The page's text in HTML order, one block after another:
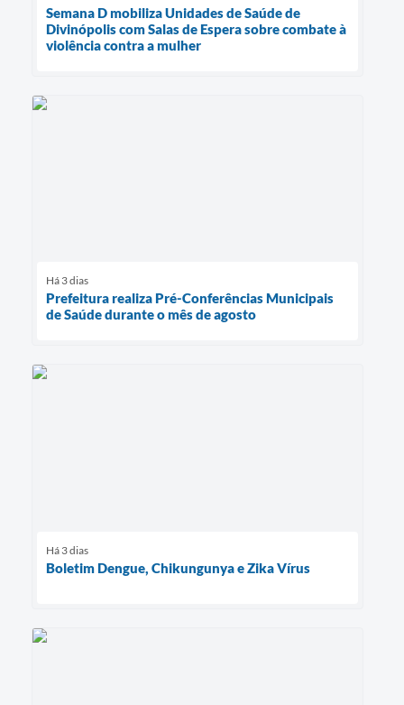
Semana D mobiliza Unidades de Saúde de
Divinópolis com Salas de Espera sobre combate à
violência contra a mulher
Há 3 dias
Prefeitura realiza Pré-Conferências Municipais
de Saúde durante o mês de agosto
Há 3 dias
Boletim Dengue, Chikungunya e Zika Vírus